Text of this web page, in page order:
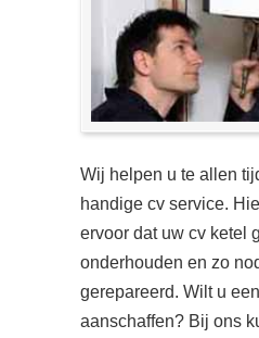
Wij helpen u te allen
handige cv service.
ervoor dat uw cv ketel
onderhouden en zo
gerepareerd. Wilt u
aanschaffen? Bij ons